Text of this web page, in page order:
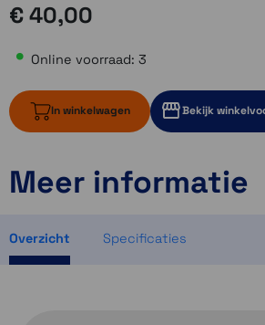
€ 40,00
Online voorraad: 3
In winkelwagen Bekijk
3 op voorraad
1 op voorraad
Meer informatie
Overzicht Specificaties